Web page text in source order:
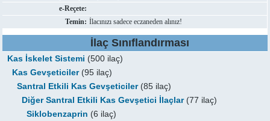
e-Reçete:
Temin: İlacınızı sadece eczaneden alınız!
İlaç Sınıflandırması
Kas İskelet Sistemi (500 ilaç)
Kas Gevşeticiler(95 ilaç)
Santral Etkili Kas Gevşeticiler(85 ilaç)
Diğer Santral Etkili Kas Gevşetici İlaçlar(77 ilaç)
Siklobenzaprin (6 ilaç)